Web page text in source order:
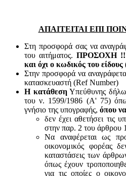
ΑΠΑΙΤΕΙΤΑΙ ΕΠΙ
Στη προσφορά σας να
του αιτήματος.ΠΡΟΣΟΧΗ !!
και όχι ο κωδικός του
Στην προσφορά να
κατασκευαστή (Ref Number)
Η κατάθεσηΥπεύθυνης
του ν. 1599/1986 (Α' 75)
γνήσιο της υπογραφής, όπου
δεν έχει αθετήσει τις
στην παρ. 2 του άρθρου
Να αναφέρεται ως
οικονομικός φορέας
καταστάσεις των
όπως έχουν
για τις οποίες ο